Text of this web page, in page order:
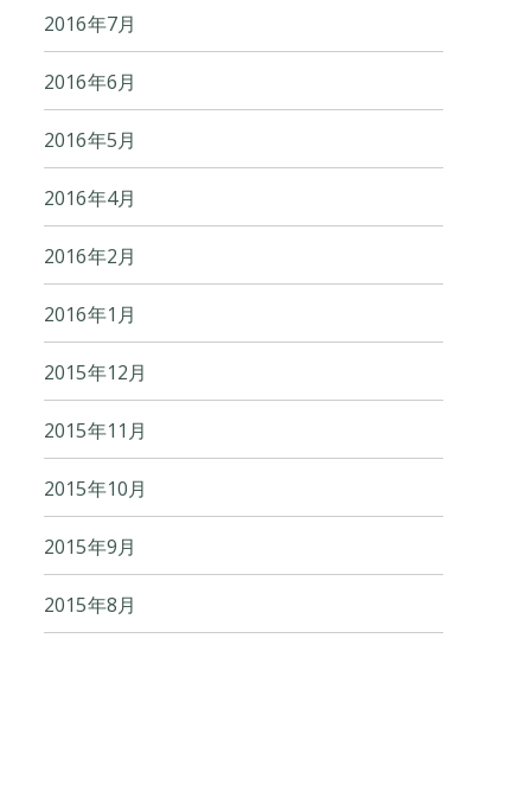
2016年7月
2016年6月
2016年5月
2016年4月
2016年2月
2016年1月
2015年12月
2015年11月
2015年10月
2015年9月
2015年8月